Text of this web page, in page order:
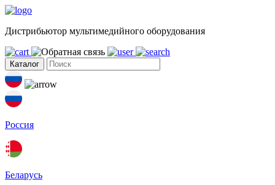
Дистрибьютор мультимедийного оборудования
Каталог
Россия
Беларусь